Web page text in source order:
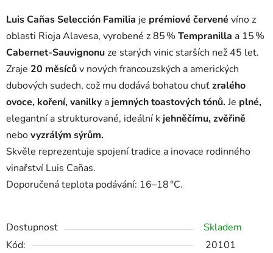
Luis Cañas Selección Familia je prémiové červené víno z
oblasti Rioja Alavesa, vyrobené z 85 % Tempranilla a 15 %
Cabernet-Sauvignonuze starých vinic starších než 45 let.
Zraje 20 měsícův nových francouzských a amerických
dubových sudech, což mu dodává bohatou chuťzralého
ovoce, koření, vanilky a jemných toastových tónů. Je plné,
elegantní a strukturované, ideální k jehněčímu, zvěřině
nebovyzrálým sýrům.
Skvěle reprezentuje spojení tradice a inovace rodinného
vinařství Luis Cañas.
Doporučená teplota podávání: 16–18 °C.
Dostupnost
Skladem
Kód:
20101